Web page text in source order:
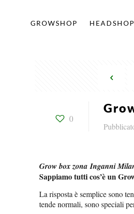
GROWSHOP HEADSHOP
0
Grow box zona Inganni
Sappiamo tutti cos’è un
La risposta è semplice sono
tende normali, sono speciali